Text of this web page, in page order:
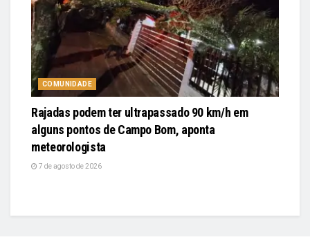
COMUNIDADE
Rajadas podem ter ultrapassado 90 km/h em
alguns pontos de Campo Bom, aponta
meteorologista
7 de agosto de 2026